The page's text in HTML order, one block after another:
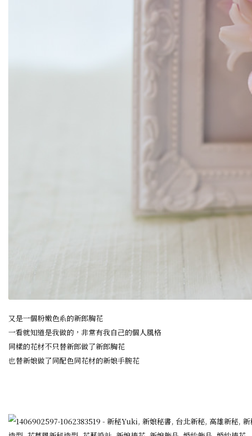
又是一個粉嫩色系的新郎胸花
一看就知道是我做的，非常有我自己的個人風格
同樣的花材不只替新郎做了新郎胸花
也替新娘做了同配色同花材的新娘手腕花